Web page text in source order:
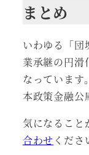
まとめ
いわゆる「団
業承継の円滑
なっています
本政策金融公
気になること
合わせ くださ